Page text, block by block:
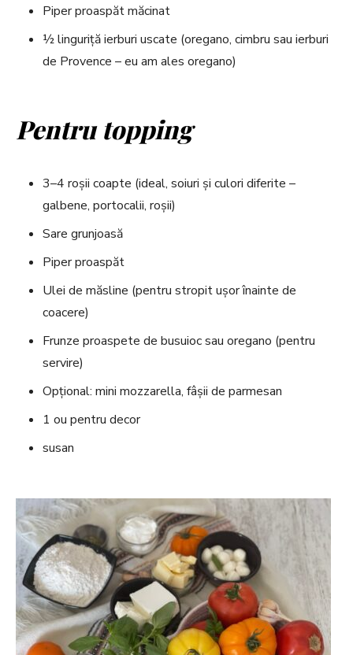
Piper proaspăt măcinat
½ linguriță ierburi uscate (oregano, cimbru sau ierburi
de Provence – eu am ales oregano)
Pentru topping
3–4 roșii coapte (ideal, soiuri și culori diferite –
galbene, portocalii, roșii)
Sare grunjoasă
Piper proaspăt
Ulei de măsline (pentru stropit ușor înainte de
coacere)
Frunze proaspete de busuioc sau oregano (pentru
servire)
Opțional: mini mozzarella, fâșii de parmesan
1 ou pentru decor
susan